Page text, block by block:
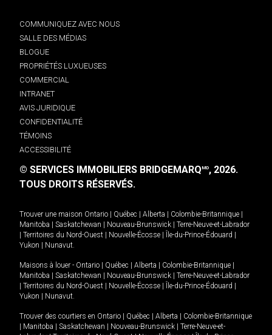
COMMUNIQUEZ AVEC NOUS
SALLE DES MÉDIAS
BLOGUE
PROPRIÉTÉS LUXUEUSES
COMMERCIAL
INTRANET
AVIS JURIDIQUE
CONFIDENTIALITÉ
TÉMOINS
ACCESSIBILITÉ
© SERVICES IMMOBILIERS BRIDGEMARQMD, 2026.
TOUS DROITS RÉSERVÉS.
Trouver une maison Ontario Québec Alberta Colombie-Britannique
Manitoba
Saskatchewan Nouveau-Brunswick
Terre-Neuve-et-Labrador
Territoires du Nord-Ouest Nouvelle-Écosse Île-du-Prince-Édouard
Yukon
Nunavut.
Maisons à louer - Ontario Québec Alberta Colombie-Britannique
Manitoba
Saskatchewan Nouveau-Brunswick
Terre-Neuve-et-Labrador
Territoires du Nord-Ouest Nouvelle-Écosse Île-du-Prince-Édouard
Yukon
Nunavut.
Trouver des courtiers en Ontario Québec Alberta
Colombie-Britannique
Manitoba Saskatchewan Nouveau-Brunswick
Terre-Neuve-et-